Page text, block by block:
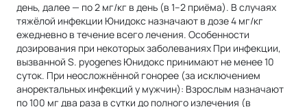
день, далее — по 2 мг/кг в день (в 1–2 приёма). В случаях
тяжёлой инфекции Юнидокс назначают в дозе 4 мг/кг
ежедневно в течение всего лечения. Особенности
дозирования при некоторых заболеваниях При инфекции,
вызванной S. pyogenes Юнидокс принимают не менее 10
суток. При неосложнённой гонорее (за исключением
аноректальных инфекций у мужчин): Взрослым назначают
по 100 мг два раза в сутки до полного излечения (в